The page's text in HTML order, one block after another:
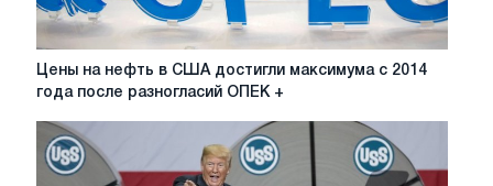
Цены
США
достигли
Цены на нефть в США достигли максимума с 2014
года после разногласий ОПЕК +